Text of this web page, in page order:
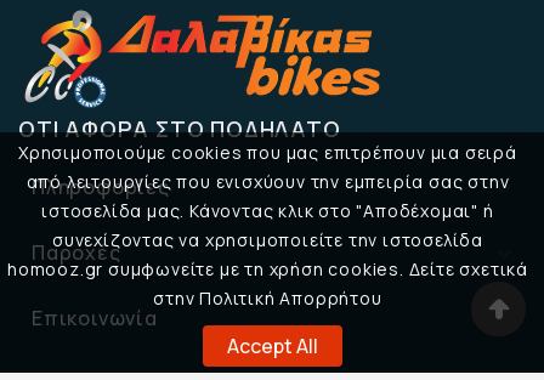
Χρησιμοποιούμε cookies που μας επιτρέπουν μια σειρά
από λειτουργίες που ενισχύουν την εμπειρία σας στην
ιστοσελίδα μας. Κάνοντας κλικ στο "Αποδέχομαι" ή
συνεχίζοντας να χρησιμοποιείτε την ιστοσελίδα
homooz.gr συμφωνείτε με τη χρήση cookies. Δείτε σχετικά
στην Πολιτική Απορρήτου
Accept All
ΌΤΙ ΑΦΟΡΆ ΣΤΟ ΠΟΔΉΛΑΤΟ
Πληροφορίες 
Παροχές
Επικοινωνία 